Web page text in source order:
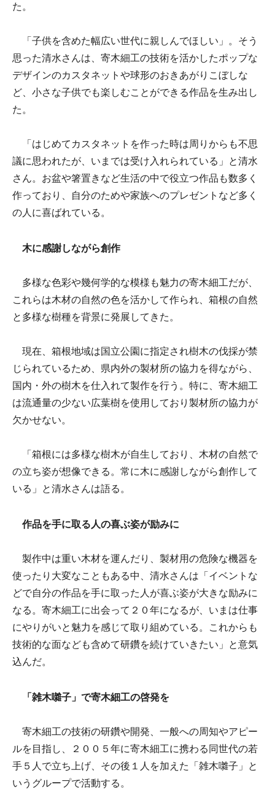
た。
「子供を含めた幅広い世代に親しんでほしい」。そう
思った清水さんは、寄木細工の技術を活かしたポップな
デザインのカスタネットや球形のおきあがりこぼしな
ど、小さな子供でも楽しむことができる作品を生み出し
た。
「はじめてカスタネットを作った時は周りからも不思
議に思われたが、いまでは受け入れられている」と清水
さん。お盆や箸置きなど生活の中で役立つ作品も数多く
作っており、自分のためや家族へのプレゼントなど多く
の人に喜ばれている。
木に感謝しながら創作
多様な色彩や幾何学的な模様も魅力の寄木細工だが、
これらは木材の自然の色を活かして作られ、箱根の自然
と多様な樹種を背景に発展してきた。
現在、箱根地域は国立公園に指定され樹木の伐採が禁
じられているため、県内外の製材所の協力を得ながら、
国内・外の樹木を仕入れて製作を行う。特に、寄木細工
は流通量の少ない広葉樹を使用しており製材所の協力が
欠かせない。
「箱根には多様な樹木が自生しており、木材の自然で
の立ち姿が想像できる。常に木に感謝しながら創作して
いる」と清水さんは語る。
作品を手に取る人の喜ぶ姿が励みに
製作中は重い木材を運んだり、製材用の危険な機器を
使ったり大変なこともある中、清水さんは「イベントな
どで自分の作品を手に取った人が喜ぶ姿が大きな励みに
なる。寄木細工に出会って２０年になるが、いまは仕事
にやりがいと魅力を感じて取り組めている。これからも
技術的な面なども含めて研鑽を続けていきたい」と意気
込んだ。
「雑木囃子」で寄木細工の啓発を
寄木細工の技術の研鑽や開発、一般への周知やアピー
ルを目指し、２００５年に寄木細工に携わる同世代の若
手５人で立ち上げ、その後１人を加えた「雑木囃子」と
いうグループで活動する。